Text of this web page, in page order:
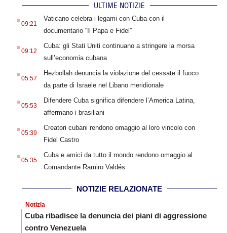
ULTIME NOTIZIE
.09:21
Vaticano celebra i legami con Cuba con il
documentario “Il Papa e Fidel”
.09:12
Cuba: gli Stati Uniti continuano a stringere la morsa
sull’economia cubana
.05:57
Hezbollah denuncia la violazione del cessate il fuoco
da parte di Israele nel Libano meridionale
.05:53
Difendere Cuba significa difendere l’America Latina,
affermano i brasiliani
.05:39
Creatori cubani rendono omaggio al loro vincolo con
Fidel Castro
.05:35
Cuba e amici da tutto il mondo rendono omaggio al
Comandante Ramiro Valdés
NOTIZIE RELAZIONATE
Notizia
Cuba ribadisce la denuncia dei piani di aggressione
contro Venezuela